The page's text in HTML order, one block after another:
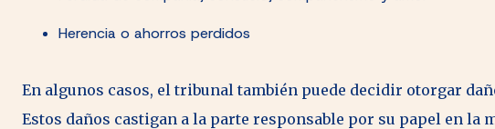
Herencia o ahorros perdidos
En algunos casos, el tribunal también puede decidir otorgar
Estos daños castigan a la parte responsable por su papel en la